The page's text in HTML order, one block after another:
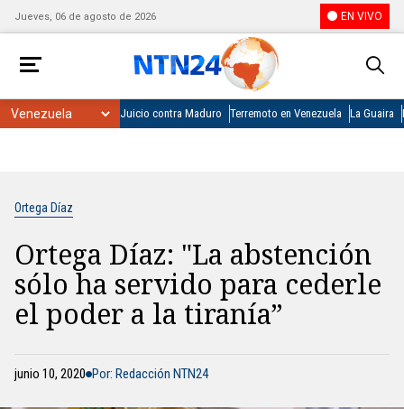
Jueves, 06 de agosto de 2026 EN VIVO
Juicio contra Maduro Terremoto en Venezuela La Guaira
Ortega Díaz
Ortega Díaz: "La abstención
sólo ha servido para cederle
el poder a la tiranía”
junio 10, 2020 Por: Redacción NTN24